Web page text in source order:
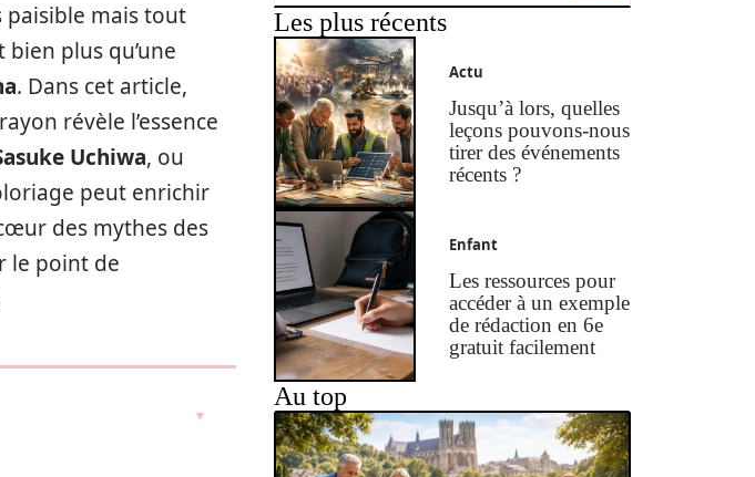
paisible mais tout
bien plus qu’une
. Dans cet article,
révèle l’essence
Uchiwa, ou
peut enrichir
des mythes des
le point de
Les plus récents
Actu
Jusqu’à lors, quelles
leçons pouvons-nous
tirer des événements
récents ?
Enfant
Les ressources pour
accéder à un exemple
de rédaction en 6e
gratuit facilement
Au top